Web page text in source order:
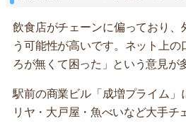
飲食店がチェーンに偏っており、
う可能性が高いです。ネット上の
ろが無くて困った」という意見が
駅前の商業ビル「成増プライム」
リヤ・大戸屋・魚べいなど大手チ